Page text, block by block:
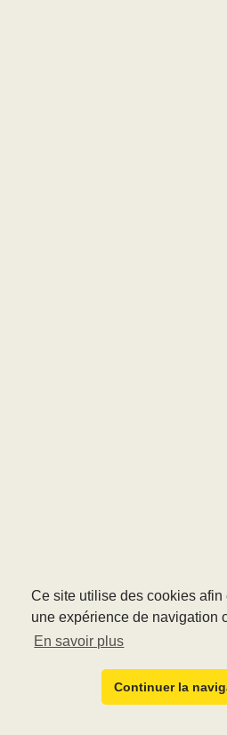
Ce site utilise des cookies afin
une expérience de navigation
En savoir plus
Continuer la